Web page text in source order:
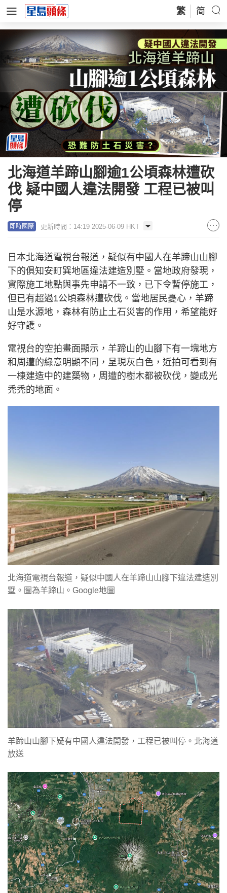
繁 简
北海道羊蹄山腳逾1公頃森林遭砍
伐 疑中國人違法開發 工程已被叫
停
即時國際 更新時間：14:19 2025-06-09 HKT
日本北海道電視台報道，疑似有中國人在羊蹄山山腳
下的俱知安町巽地區違法建造別墅。當地政府發現，
實際施工地點與事先申請不一致，已下令暫停施工，
但已有超過1公頃森林遭砍伐。當地居民憂心，羊蹄
山是水源地，森林有防止土石災害的作用，希望能好
好守護。
電視台的空拍畫面顯示，羊蹄山的山腳下有一塊地方
和周遭的綠意明顯不同，呈現灰白色，近拍可看到有
一棟建造中的建築物，周遭的樹木都被砍伐，變成光
禿禿的地面。
北海道電視台報道，疑似中國人在羊蹄山山腳下違法建造別
墅。圖為羊蹄山。Google地圖
羊蹄山山腳下疑有中國人違法開發，工程已被叫停。北海道
放送